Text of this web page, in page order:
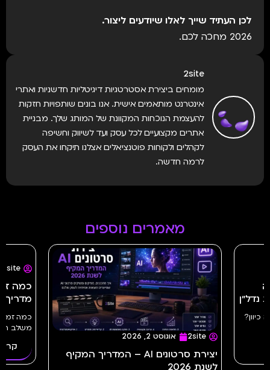
לכן העתיד שייך לאלו שיודעים ליצור.
2026 מחכה לכם.
2site
מומחים ביצירת אסטרטגיות דיגיטליות חדשניות ואתרי
אינטרנט מותאמים אישית. אנו בונים שותפויות חזקות
להעצמת הנוכחות המקוונת של המותג שלך. מבניית
אתרים מקצועיים לכל עסק ועד לשיווק וחשיפה
לקהלים ולקוחות פוטנציאלים אצלנו תיקחו את העסק
לרמה חדשה.
מאמרים נוספים
2site אוגוסט 2, 2026
יצירת סרטונים AI – המדריך המקיף
לשנת 2026
2site יולי 23, 2026
מדריך מלא | 2site
משלב הרעיון...
קרא עוד >>